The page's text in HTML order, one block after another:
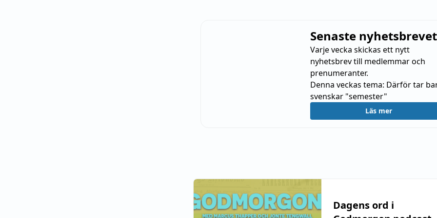
Senaste nyhetsbrevet
Varje vecka skickas ett nytt
nyhetsbrev till medlemmar och
prenumeranter.
Denna veckas tema: Därför tar
svenskar "semester"
Läs mer
Dagens ord i